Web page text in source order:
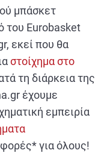
μπάσκετ
του Eurobasket
εκεί που θα
στοίχημα στο
τη διάρκεια της
έχουμε
εμπειρία
για όλους!